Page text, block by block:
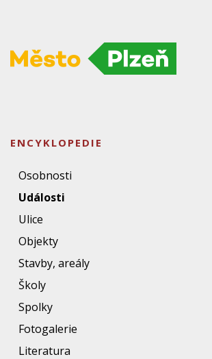
ENCYKLOPEDIE
Osobnosti
Události
Ulice
Objekty
Stavby, areály
Školy
Spolky
Fotogalerie
Literatura